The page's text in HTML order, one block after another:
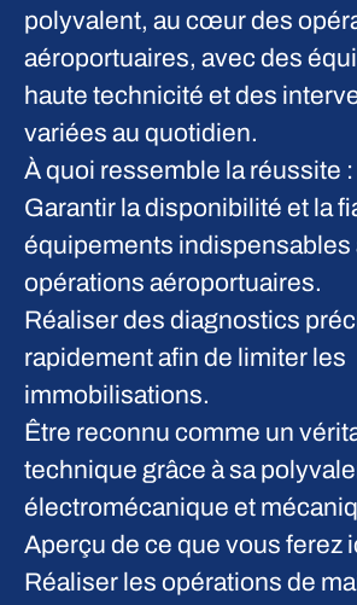
polyvalent, au cœur des
aéroportuaires, avec des
haute technicité et des
variées au quotidien.
À quoi ressemble la réussite :
Garantir la disponibilité et la
équipements indispensables
opérations aéroportuaires.
Réaliser des diagnostics
rapidement afin de limiter les
immobilisations.
Être reconnu comme un
technique grâce à sa
électromécanique et
Aperçu de ce que vous ferez
Réaliser les opérations de